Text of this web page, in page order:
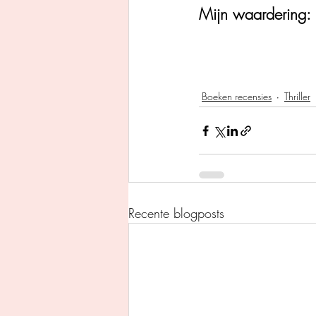
Mijn waardering:
Boeken recensies Thriller
Recente blogposts